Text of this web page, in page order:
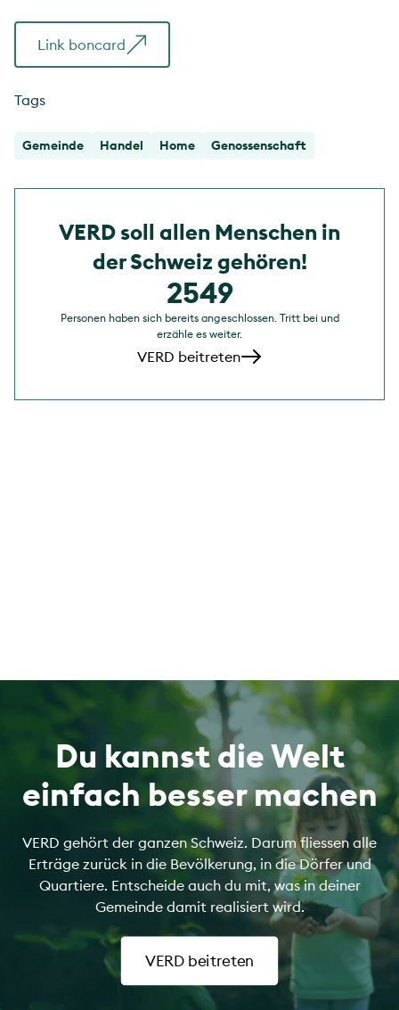
VERD soll allen Menschen in
der Schweiz gehören!
2549
Personen haben sich bereits angeschlossen. Tritt bei und
erzähle es weiter.
VERD beitreten
Link boncard
Tags
Gemeinde Handel Home Genossenschaft
Du kannst die Welt
einfach besser machen
VERD gehört der ganzen Schweiz. Darum fliessen alle
Erträge zurück in die Bevölkerung, in die Dörfer und
Quartiere. Entscheide auch du mit, was in deiner
Gemeinde damit realisiert wird.
VERD beitreten